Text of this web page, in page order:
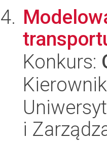
Konkurs:
i